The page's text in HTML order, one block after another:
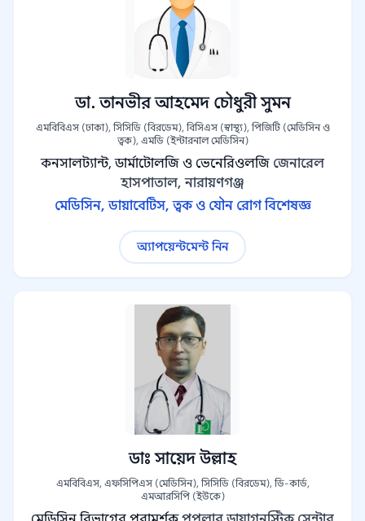
ডা. তানভীর আহমেদ চৌধুরী সুমন
এমবিবিএস (ঢাকা), সিসিডি (বিরডেম), বিসিএস (স্বাস্থ্য), পিজিটি (মেডিসিন ও
ত্বক), এমডি (ইন্টারনাল মেডিসিন)
কনসালট্যান্ট, ডার্মাটোলজি ও ভেনেরিওলজি জেনারেল
হাসপাতাল, নারায়ণগঞ্জ
মেডিসিন, ডায়াবেটিস, ত্বক ও যৌন রোগ বিশেষজ্ঞ
অ্যাপয়েন্টমেন্ট নিন
ডাঃ সায়েদ উল্লাহ
এমবিবিএস, এফসিপিএস (মেডিসিন), সিসিডি (বিরডেম), ডি-কার্ড,
এমআরসিপি (ইউকে)